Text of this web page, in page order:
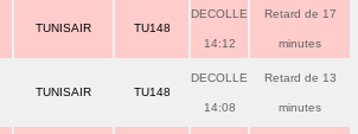
TUNISAIR TU148
DECOLLE
14:12
Retard de 17
minutes
TUNISAIR TU148
DECOLLE
14:08
Retard de 13
minutes